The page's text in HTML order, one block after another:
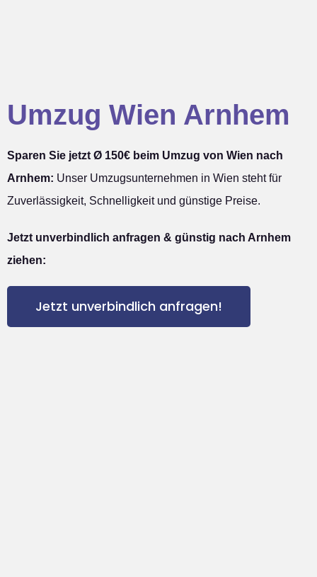
Umzug Wien Arnhem
Sparen Sie jetzt Ø 150€ beim Umzug von Wien nach
Arnhem: Unser Umzugsunternehmen in Wien steht für
Zuverlässigkeit, Schnelligkeit und günstige Preise.
Jetzt unverbindlich anfragen & günstig nach Arnhem
ziehen:
Jetzt unverbindlich anfragen!